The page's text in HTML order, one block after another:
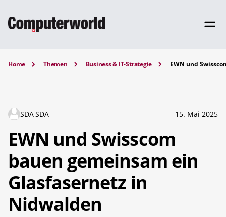
Home Themen Business & IT-Strategie EWN und
SDA SDA 15. Mai 2025
EWN und Swisscom
bauen gemeinsam ein
Glasfasernetz in
Nidwalden